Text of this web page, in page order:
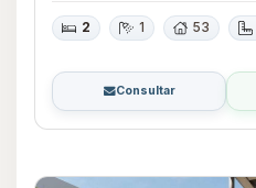
2 1 53
Consultar